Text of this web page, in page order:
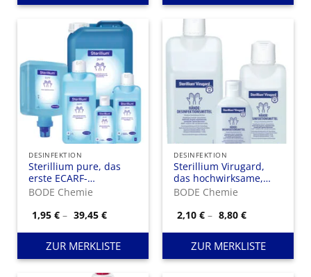
DESINFEKTION
Sterillium pure, das
erste ECARF-
zertifizierte Hände-
BODE Chemie
1,95€ – 39,45€Preisspanne:
bis
39,45 €
ZUR MERKLISTE
DESINFEKTION
Sterillium Virugard,
das hochwirksame,
viruzide Hände-
alle Risikobereiche –
BODE Chemie
2,10€ – 8,80€Preisspanne:
bis
8,80 €
ZUR MERKLISTE